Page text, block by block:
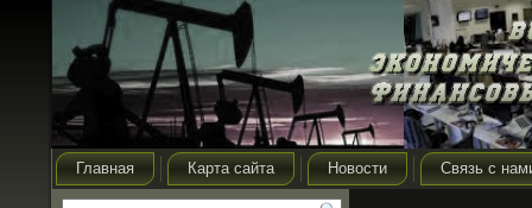
Главная Карта сайта Новости Связь с